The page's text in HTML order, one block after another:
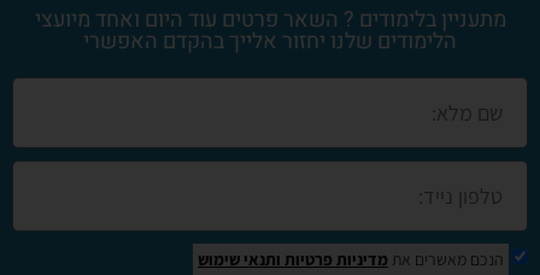
מתעניין בלימודים ? השאר פרטים עוד היום ואחד מיועצי
הלימודים שלנו יחזור אלייך בהקדם האפשרי
הנכם מאשרים את מדיניות פרטיות ותנאי שימוש